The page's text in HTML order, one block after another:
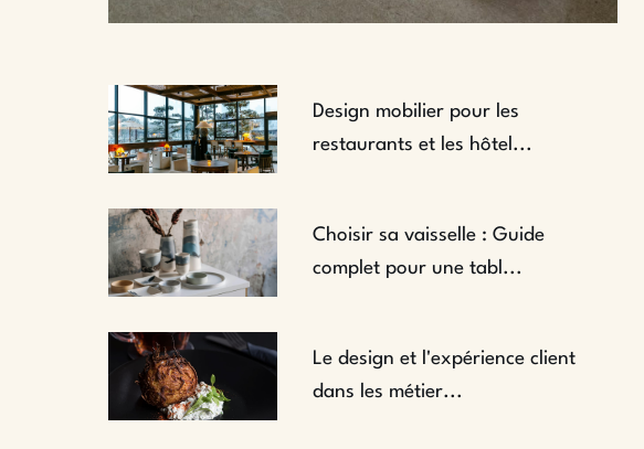
Design mobilier pour les
restaurants et les hôtel...
Choisir sa vaisselle : Guide
complet pour une tabl...
Le design et l'expérience client
dans les métier...